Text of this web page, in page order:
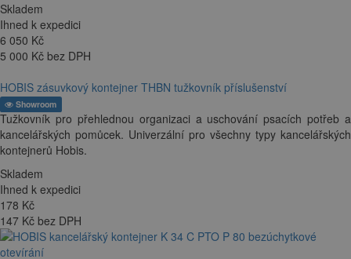
Skladem
Ihned k expedici
6 050 Kč
5 000 Kč bez DPH
HOBIS zásuvkový kontejner THBN tužkovník příslušenství
Showroom
Tužkovník pro přehlednou organizaci a uschování psacích potřeb a
kancelářských pomůcek. Univerzální pro všechny typy kancelářských
kontejnerů Hobis.
Skladem
Ihned k expedici
178 Kč
147 Kč bez DPH